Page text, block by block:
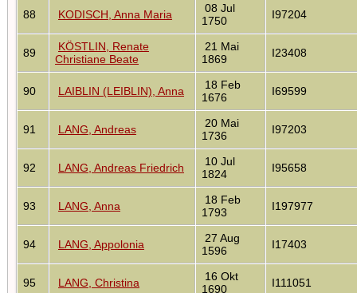
88 KODISCH, Anna Maria
08 Jul
1750
I97204
89
KÖSTLIN, Renate
Christiane Beate
21 Mai
1869
I23408
90 LAIBLIN (LEIBLIN), Anna
18 Feb
1676
I69599
91 LANG, Andreas
20 Mai
1736
I97203
92 LANG, Andreas Friedrich
10 Jul
1824
I95658
93 LANG, Anna
18 Feb
1793
I197977
94 LANG, Appolonia
27 Aug
1596
I17403
95 LANG, Christina
16 Okt
1690
I111051